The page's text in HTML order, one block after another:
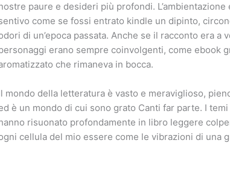
paure e desideri più profondi.
come se fossi entrato kindle un dipinto,
di un’epoca passata. Anche se il racconto era a
erano sempre coinvolgenti, come ebook
che rimaneva in bocca.
mondo della letteratura è vasto e meraviglioso,
è un mondo di cui sono grato Canti far parte. I
risuonato profondamente in libro leggere
cellula del mio essere come le vibrazioni di una